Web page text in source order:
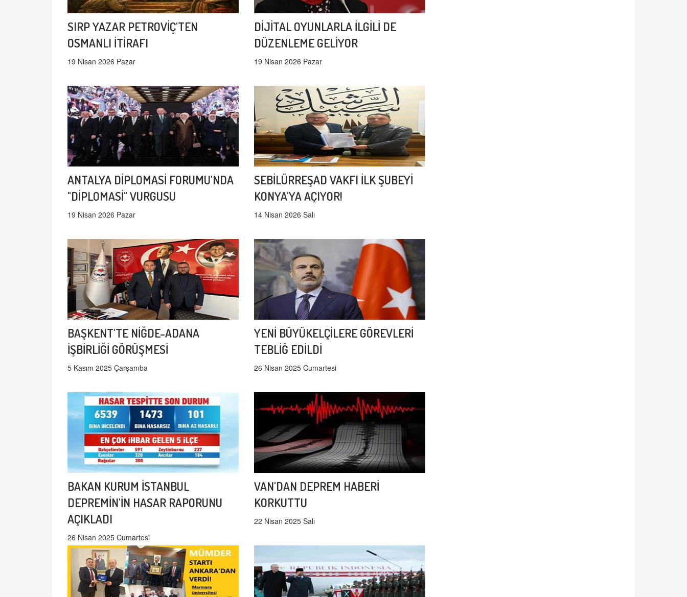
SIRP YAZAR PETROVİÇ'TEN
OSMANLI İTİRAFI
19 Nisan 2026 Pazar
DİJİTAL OYUNLARLA İLGİLİ DE
DÜZENLEME GELİYOR
19 Nisan 2026 Pazar
ANTALYA DİPLOMASİ FORUMU'NDA
"DİPLOMASİ" VURGUSU
19 Nisan 2026 Pazar
SEBİLÜRREŞAD VAKFI İLK ŞUBEYİ
KONYA'YA AÇIYOR!
14 Nisan 2026 Salı
BAŞKENT'TE NİĞDE-ADANA
İŞBİRLİĞİ GÖRÜŞMESİ
5 Kasım 2025 Çarşamba
YENİ BÜYÜKELÇİLERE GÖREVLERİ
TEBLİĞ EDİLDİ
26 Nisan 2025 Cumartesi
BAKAN KURUM İSTANBUL
DEPREMİN'İN HASAR RAPORUNU
AÇIKLADI
26 Nisan 2025 Cumartesi
VAN'DAN DEPREM HABERİ
KORKUTTU
22 Nisan 2025 Salı